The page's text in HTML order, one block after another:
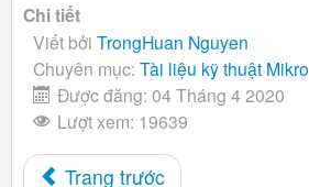
Chi tiết
Viết bởi TrongHuan Nguyen
Chuyên mục: Tài liệu kỹ thuật Mikro
Được đăng: 04 Tháng 4 2020
Lượt xem: 19639
Trang trước